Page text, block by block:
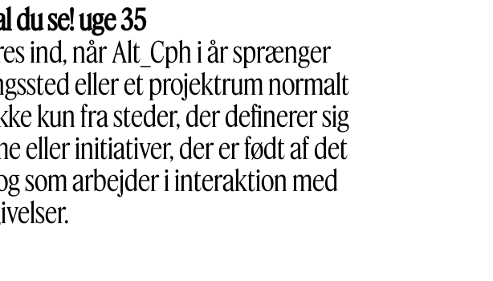
du se! uge 35
ind, når Alt_Cph i år sprænger
eller et projektrum normalt
kun fra steder, der definerer sig
eller initiativer, der er født af det
som arbejder i interaktion med